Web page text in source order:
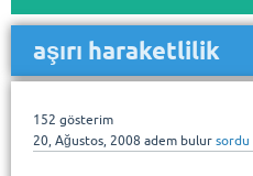
aşırı haraketlilik
152 gösterim
20, Ağustos, 2008 adem bulur sordu